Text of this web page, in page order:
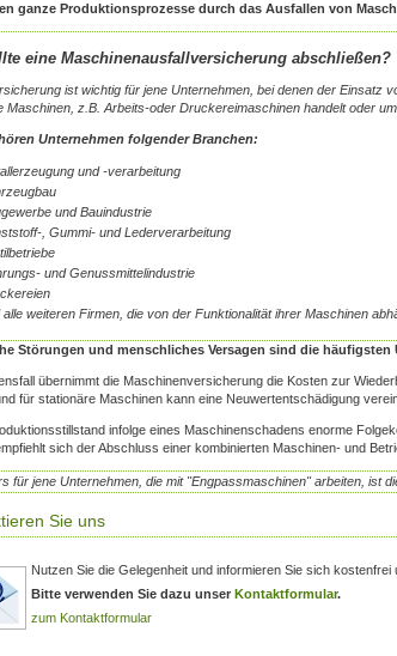
ganze Produktionsprozesse durch das Ausfallen von
eine Maschinenausfallversicherung abschließen?
ist wichtig für jene Unternehmen, bei denen der Einsatz
Maschinen, z.B. Arbeits-oder Druckereimaschinen handelt oder
Unternehmen folgender Branchen:
und -verarbeitung
und Bauindustrie
, Gummi- und Lederverarbeitung
und Genussmittelindustrie
alle weiteren Firmen, die von der Funktionalität ihrer Maschinen
Störungen und menschliches Versagen sind die häufigsten
übernimmt die Maschinenversicherung die Kosten zur
für stationäre Maschinen kann eine Neuwertentschädigung
infolge eines Maschinenschadens enorme
sich der Abschluss einer kombinierten Maschinen- und
für jene Unternehmen, die mit "Engpassmaschinen" arbeiten, ist
Sie uns
Nutzen Sie die Gelegenheit und informieren Sie sich
Bitte verwenden Sie dazu unser Kontaktformular.
zum Kontaktformular